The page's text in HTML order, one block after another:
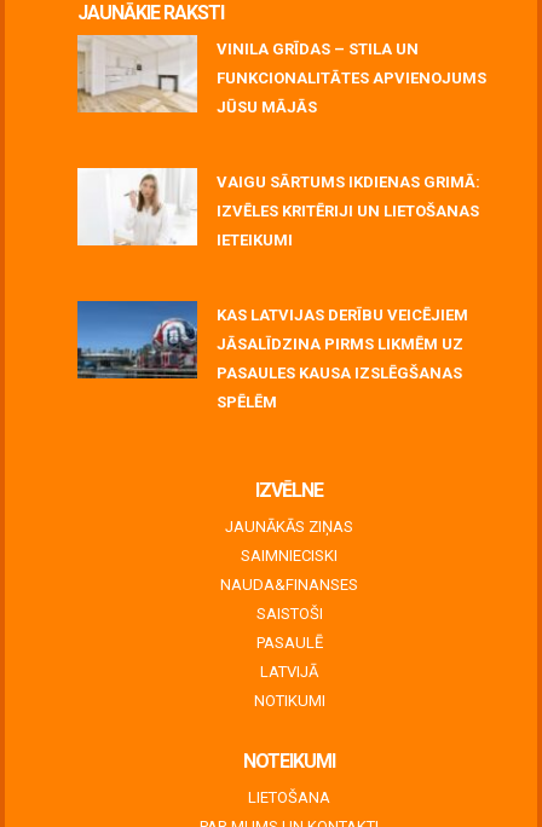
JAUNĀKIE RAKSTI
VINILA GRĪDAS – STILA UN
FUNKCIONALITĀTES APVIENOJUMS
JŪSU MĀJĀS
VAIGU SĀRTUMS IKDIENAS GRIMĀ:
IZVĒLES KRITĒRIJI UN LIETOŠANAS
IETEIKUMI
KAS LATVIJAS DERĪBU VEICĒJIEM
JĀSALĪDZINA PIRMS LIKMĒM UZ
PASAULES KAUSA IZSLĒGŠANAS
SPĒLĒM
IZVĒLNE
JAUNĀKĀS ZIŅAS
SAIMNIECISKI
NAUDA&FINANSES
SAISTOŠI
PASAULĒ
LATVIJĀ
NOTIKUMI
NOTEIKUMI
LIETOŠANA